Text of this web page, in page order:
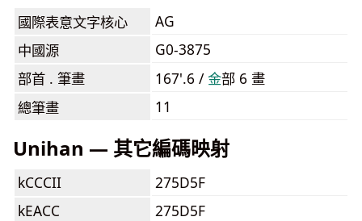
國際表意文字核心
AG
中國源
G0-3875
部首 . 筆畫
167'.6 /⾦部 6 畫
總筆畫
11
Unihan — 其它編碼映射
kCCCII
275D5F
kEACC
275D5F